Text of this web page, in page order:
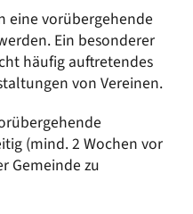
eine vorübergehende
Ein besonderer
häufig auftretendes
von Vereinen.
(mind. 2 Wochen vor
Gemeinde zu